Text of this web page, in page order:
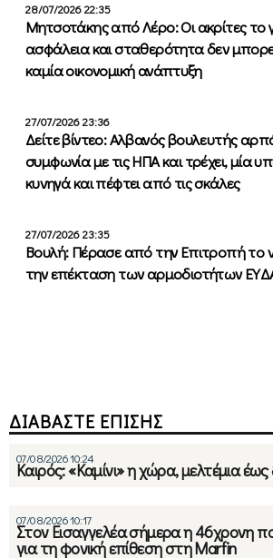
28/07/2026 22:35
Μητσοτάκης από Λέρο: Οι ακρίτες το
ασφάλεια και σταθερότητα δεν
καμία οικονομική ανάπτυξη
27/07/2026 23:36
Δείτε βίντεο: Αλβανός βουλευτής
συμφωνία με τις ΗΠΑ και τρέχει, μία
κυνηγά και πέφτει από τις σκάλες
27/07/2026 23:35
Βουλή: Πέρασε από την Επιτροπή το
την επέκταση των αρμοδιοτήτων
ΔΙΑΒΑΣΤΕ ΕΠΙΣΗΣ
07/08/2026 10:24
Καιρός: «Καμίνι» η χώρα, μελτέμια
07/08/2026 10:17
Στον Εισαγγελέα σήμερα η 46χρονη
για τη φονική επίθεση στη Marfin